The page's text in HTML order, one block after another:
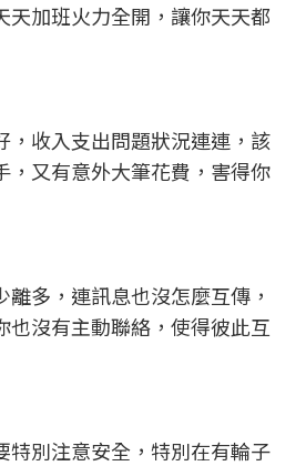
天加班火力全開，讓你天天都
，收入支出問題狀況連連，該
，又有意外大筆花費，害得你
多，連訊息也沒怎麼互傳，
也沒有主動聯絡，使得彼此互
特別注意安全，特別在有輪子